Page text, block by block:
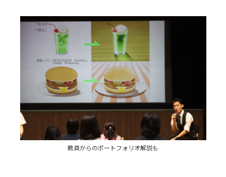
教員からのポートフォリオ解説も